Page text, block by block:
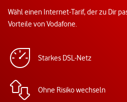
Wähl einen Internet-Tarif, der zu Dir
Vorteile von Vodafone.
Starkes DSL-Netz
Ohne Risiko wechseln